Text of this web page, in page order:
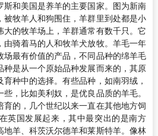
斯和美国是养羊的主要国家。图为新南
被牧羊人和狗围住，羊群里到处都是小
大的牧羊场上，羊群通常有数千只。它
由骑着马的人和牧羊犬放牧。羊毛一年
场最有价值的产品，不同品种的绵羊毛
种是从一个原始品种发展而来的，其原
种中的选择。有些品种，如南羽绒，
，比如美利奴，是优良品质的羊毛。
育的，几个世纪以来一直在其他地方饲
英国发展起来，其中最突出的是南方
地羊、科茨沃尔德羊和莱斯特羊。像林